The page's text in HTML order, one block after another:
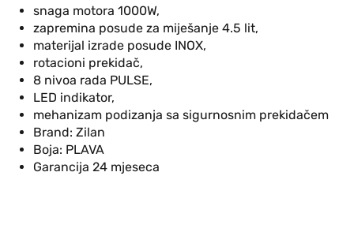
snaga motora 1000W,
zapremina posude za miješanje 4.5 lit,
materijal izrade posude INOX,
rotacioni prekidač,
8 nivoa rada PULSE,
LED indikator,
mehanizam podizanja sa sigurnosnim prekidačem
Brand: Zilan
Boja: PLAVA
Garancija 24 mjeseca